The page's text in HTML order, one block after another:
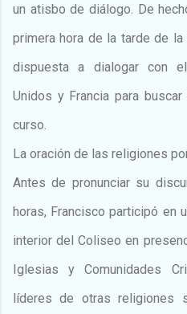
un atisbo de diálogo. De
primera hora de la tarde de
dispuesta a dialogar con
Unidos y Francia para
curso.
La oración de las religiones
Antes de pronunciar su
horas, Francisco participó en
interior del Coliseo en
Iglesias y Comunidades
líderes de otras religiones